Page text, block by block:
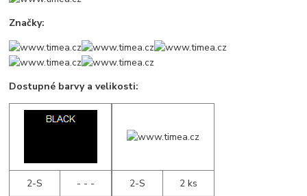
Značky:
Dostupné barvy a velikosti:
2-S
- - -
2-S
2 ks